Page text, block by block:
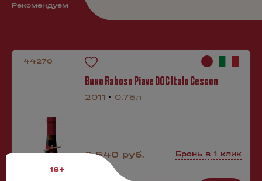
Рекомендуем
44270
Вино Raboso Piave DOC Italo Cescon
2011 0.75л
2 540 руб. Бронь в 1 клик
18+